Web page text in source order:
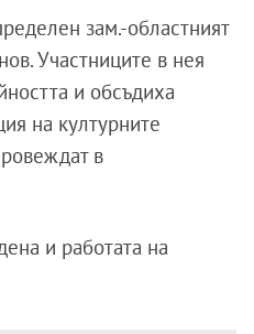
зам.-областният
Участниците в нея
и обсъдиха
на културните
в
и работата на